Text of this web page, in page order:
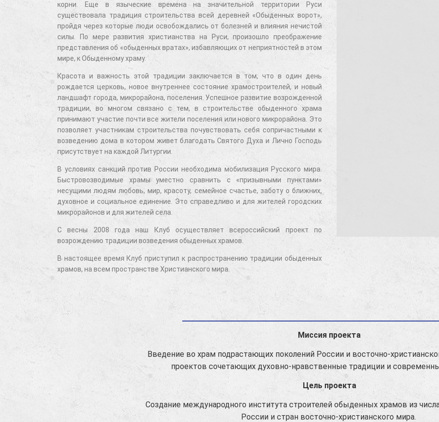
корни. Еще в языческие времена на значительной территории Руси
существовала традиция строительства всей деревней «Обыденных ворот»,
пройдя через которые люди освобождались от болезней и влияния нечистой
силы. По мере развития христианства на Руси, произошло преображение
представления об «обыденных вратах», избавляющих от неприятностей в этом
мире, к Обыденному храму.
Красота и важность этой традиции заключается в том, что в один день
рождается церковь, новое внутреннее состояние храмостроителей, и новый
ландшафт города, микрорайона, поселения. Успешное развитие возрожденной
традиции, во многом связано с тем, в строительстве обыденного храма
принимают участие почти все жители поселения или нового микрорайона. Это
позволяет участникам строительства почувствовать себя сопричастными к
возведению дома в котором живет благодать Святого Духа и Лично Господь
присутствует на каждой Литургии.
В условиях санкций против России необходима мобилизация Русского мира.
Быстровозводимые храмы уместно сравнить с «призывными пунктами»
несущими людям любовь, мир, красоту, семейное счастье, заботу о ближних,
духовное и социальное единение. Это справедливо и для жителей городских
микрорайонов и для жителей села.
С весны 2008 года наш Клуб осуществляет всероссийский проект по
возрождению традиции возведения обыденных храмов.
В настоящее время Клуб приступил к распространению традиции обыденных
храмов, на всем пространстве Христианского мира.
Миссия проекта
Введение во храм подрастающих поколений России и восточно-
проектов сочетающих духовно-нравственные традиции и
Цель проекта
Создание международного института строителей обыденных храмов из
России и стран восточно-христианского мира.